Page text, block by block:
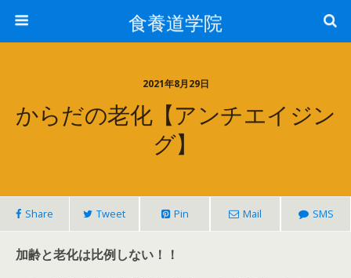
食養道学院
2021年8月29日
からだの老化【アンチエイジン
グ】
Share Tweet Pin Mail SMS
加齢と老化は比例しない！！